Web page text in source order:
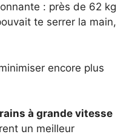
: près de 62 kg
te serrer la main,
encore plus
à grande vitesse
un meilleur